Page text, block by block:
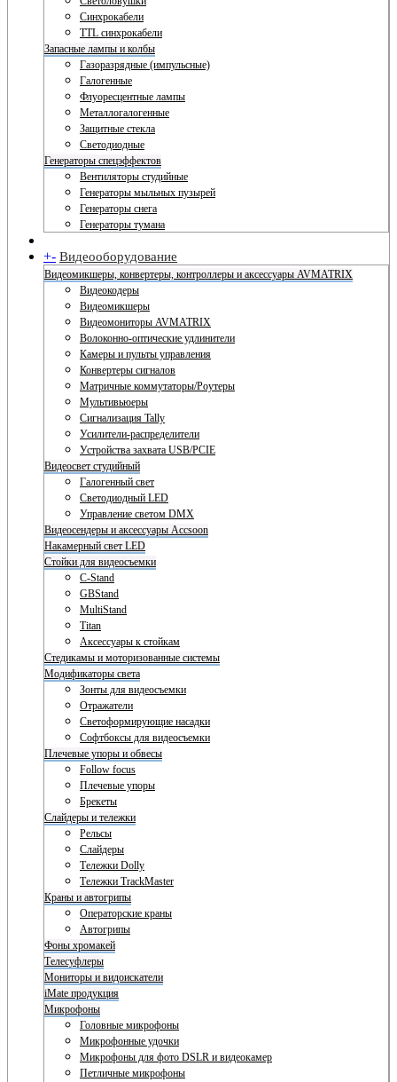
Синхрокабели
TTL синхрокабели
Запасные лампы и колбы
Газоразрядные (импульсные)
Галогенные
Флуоресцентные лампы
Металлогалогенные
Защитные стекла
Светодиодные
Генераторы спецэффектов
Вентиляторы студийные
Генераторы мыльных пузырей
Генераторы снега
Генераторы тумана
+- Видеооборудование
Видеомикшеры, конвертеры, контроллеры и аксессуары AVMATRIX
Видеокодеры
Видеомикшеры
Видеомониторы AVMATRIX
Волоконно-оптические удлинители
Камеры и пульты управления
Конвертеры сигналов
Матричные коммутаторы/Роутеры
Мультивьюеры
Сигнализация Tally
Усилители-распределители
Устройства захвата USB/PCIE
Видеосвет студийный
Галогенный свет
Светодиодный LED
Управление светом DMX
Видеосендеры и аксессуары Accsoon
Накамерный свет LED
Стойки для видеосъемки
C-Stand
GBStand
MultiStand
Titan
Аксессуары к стойкам
Стедикамы и моторизованные системы
Модификаторы света
Зонты для видеосъемки
Отражатели
Светоформирующие насадки
Софтбоксы для видеосъемки
Плечевые упоры и обвесы
Follow focus
Плечевые упоры
Брекеты
Слайдеры и тележки
Рельсы
Слайдеры
Тележки Dolly
Тележки TrackMaster
Краны и автогрипы
Операторские краны
Автогрипы
Фоны хромакей
Телесуфлеры
Мониторы и видоискатели
iMate продукция
Микрофоны
Головные микрофоны
Микрофонные удочки
Микрофоны для фото DSLR и видеокамер
Петличные микрофоны